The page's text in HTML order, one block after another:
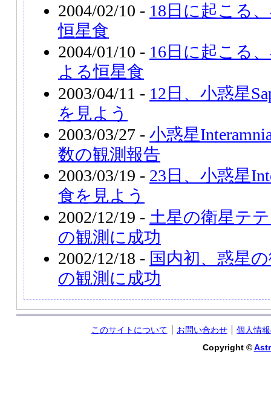
2004/02/10 - 18日に起こる
恒星食
2004/01/10 - 16日に起こる
よる恒星食
2003/04/11 - 12日、小惑星
を見よう
2003/03/27 - 小惑星
数の観測報告
2003/03/19 - 23日、小惑星
食を見よう
2002/12/19 - 土星の衛星テ
の観測に成功
2002/12/18 - 国内初、惑星
の観測に成功
このサイトについて お問い合わせ
個人情
Copyright ©